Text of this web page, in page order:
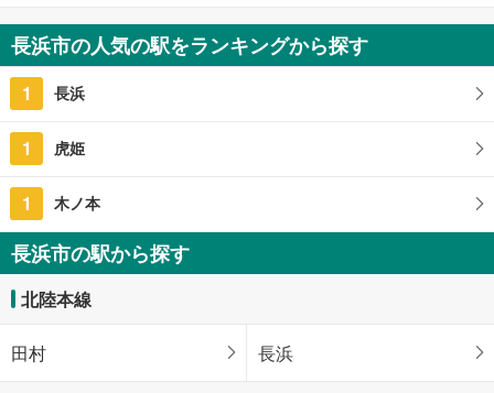
長浜市の人気の駅をランキングから探す
1 長浜
1 虎姫
1 木ノ本
長浜市の駅から探す
北陸本線
田村 長浜